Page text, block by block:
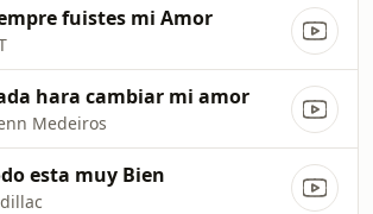
fuistes mi Amor
hara cambiar mi amor
Medeiros
esta muy Bien